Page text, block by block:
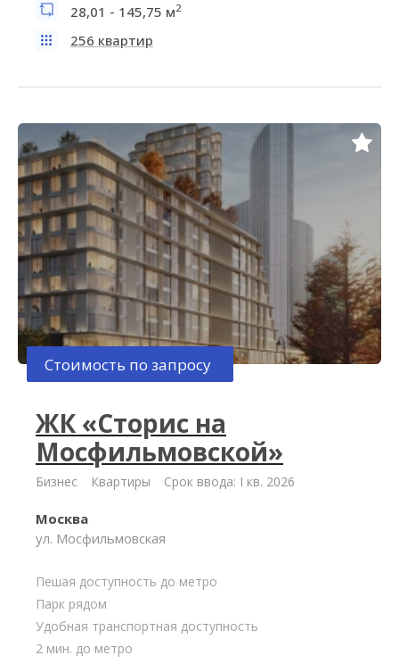
28,01 - 145,75 м2
256 квартир
Стоимость по запросу
ЖК «Сторис на
Мосфильмовской»
Бизнес Квартиры Срок ввода: I кв. 2026
Москва
ул. Мосфильмовская
Пешая доступность до метро
Парк рядом
Удобная транспортная доступность
2 мин. до метро